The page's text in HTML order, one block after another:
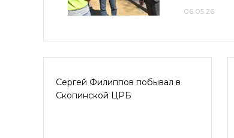
06.05.26
Сергей Филиппов побывал в
Скопинской ЦРБ